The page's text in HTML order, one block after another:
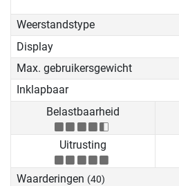
Weerstandstype
Display
Max. gebruikersgewicht
Inklapbaar
Belastbaarheid
Uitrusting
Waarderingen (40)